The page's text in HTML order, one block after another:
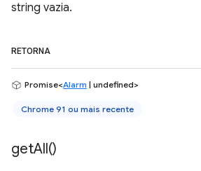
string vazia.
RETORNA
Promise<Alarm | undefined>
Chrome 91 ou mais recente
getAll()